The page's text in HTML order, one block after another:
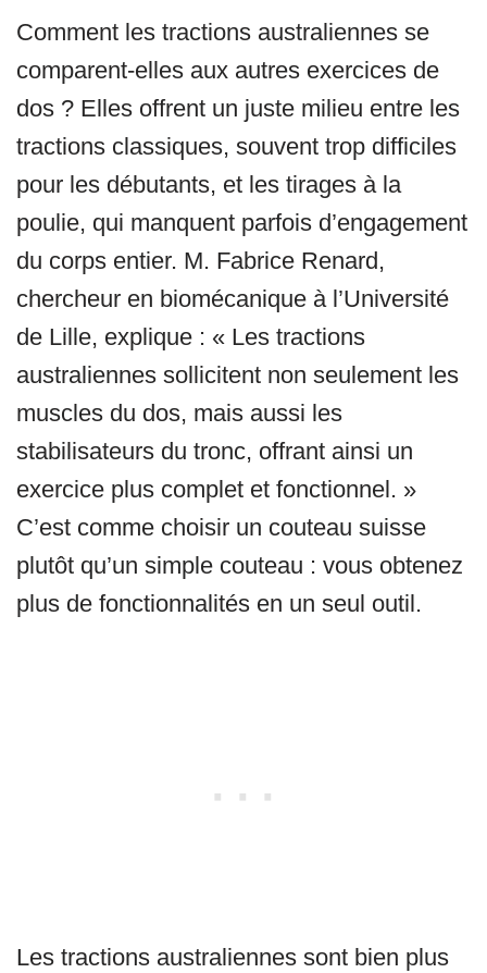
Comment les tractions australiennes se
comparent-elles aux autres exercices de
dos ? Elles offrent un juste milieu entre les
tractions classiques, souvent trop difficiles
pour les débutants, et les tirages à la
poulie, qui manquent parfois d’engagement
du corps entier. M. Fabrice Renard,
chercheur en biomécanique à l’Université
de Lille, explique : « Les tractions
australiennes sollicitent non seulement les
muscles du dos, mais aussi les
stabilisateurs du tronc, offrant ainsi un
exercice plus complet et fonctionnel. »
C’est comme choisir un couteau suisse
plutôt qu’un simple couteau : vous obtenez
plus de fonctionnalités en un seul outil.
Les tractions australiennes sont bien plus